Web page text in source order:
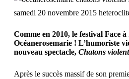
Comme en 2010, le festival Face à
Océanerosemarie ! L’humoriste
nouveau spectacle, Chatons
Après le succès massif de son